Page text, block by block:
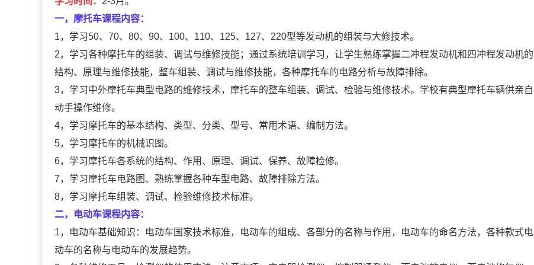
一，摩托车课程内容：
1，学习50、70、80、90、100、110、125、127、220型等发动机的组装与大修技术。
2，学习各种摩托车的组装、调试与维修技能；通过系统培训学习，让学生熟练掌握二冲程发动机和四冲程发动机的
结构、原理与维修技能，整车组装、调试与维修技能，各种摩托车的电路分析与故障排除。
3，学习中外摩托车典型电路的维修技术，摩托车的整车组装、调试、检验与维修技术。学校有典型摩托车辆供亲自
动手操作维修。
4，学习摩托车的基本结构、类型、分类、型号、常用术语、编制方法。
5，学习摩托车的机械识图。
6，学习摩托车各系统的结构、作用、原理、调试、保养、故障检修。
7，学习摩托车电路图、熟练掌握各种车型电路、故障排除方法。
8，学习摩托车组装、调试、检验维修技术标准。
二，电动车课程内容：
1，电动车基础知识：电动车国家技术标准，电动车的组成、各部分的名称与作用，电动车的命名方法，各种款式电
动车的名称与电动车的发展趋势。